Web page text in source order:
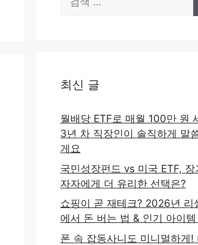
색:
최신 글
월배당 ETF로 매월 100만 원
3년 차 직장인이 솔직하게 말
게요
국민성장펀드 vs 미국 ETF, 장
자자에게 더 유리한 선택은?
쇼핑이 곧 재테크? 2026년 리
에서 돈 버는 법 & 인기 아이템
폰 속 잡동사니도 미니멀하게!